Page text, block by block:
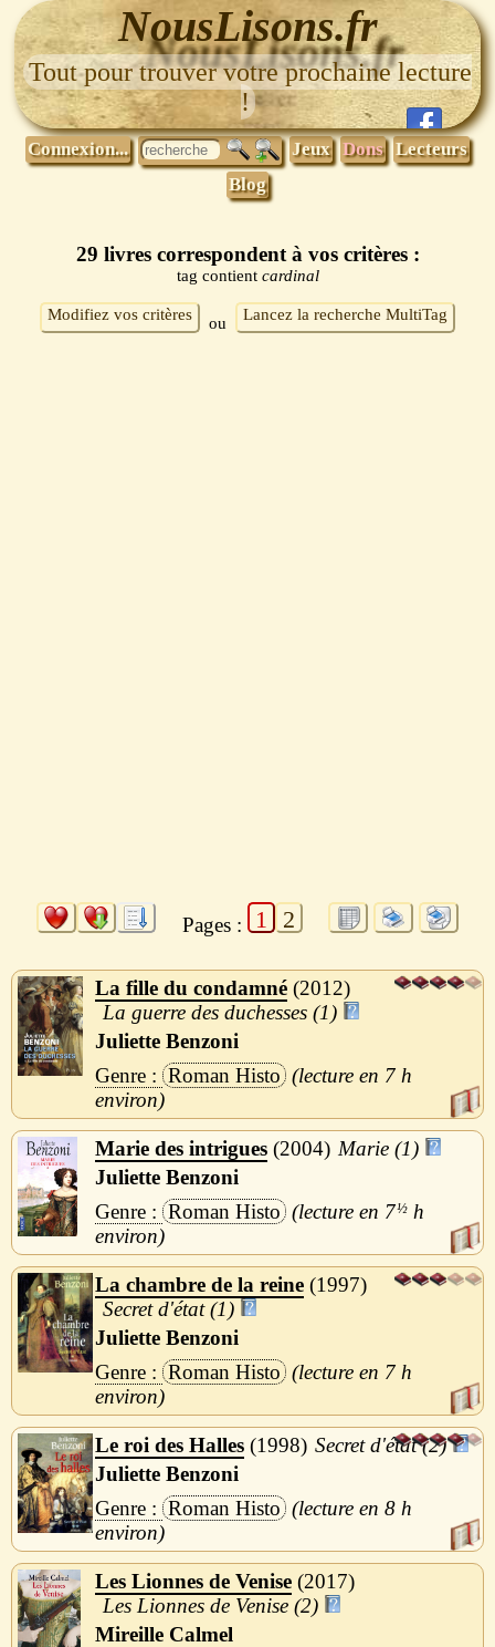
NousLisons.fr
Tout pour trouver votre prochaine lecture
!
Connexion... Jeux Dons Lecteurs
Blog
29 livres correspondent à vos critères :
tag contient cardinal
Modifiez vos critères ou Lancez la recherche MultiTag
Pages : 1 2
La fille du condamné 2012
La guerre des duchesses (1)
Juliette Benzoni
Roman Histo
7 h
Marie des intrigues 2004
Marie (1)
Juliette Benzoni
Roman Histo
7½ h
La chambre de la reine 1997
Secret d'état (1)
Juliette Benzoni
Roman Histo
7 h
Le roi des Halles 1998
Secret d'état (2)
Juliette Benzoni
Roman Histo
8 h
Les Lionnes de Venise 2017
Les Lionnes de Venise (2)
Mireille Calmel